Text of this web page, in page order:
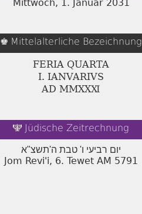
Mittwoch, 1. Januar 2031
♚ Mittelalterliche Bezeichnung
FERIA QUARTA
Ⅰ. IANVARIVS
AD ⅯⅯⅩⅩⅪ
🕎 Jüdische Zeitrechnung
יום רביעי ו' טבת ה'תשצ"א
Jom Revi'i, 6. Tewet AM 5791